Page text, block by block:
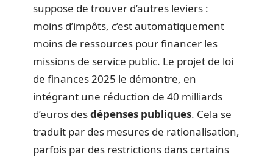
suppose de trouver d’autres leviers :
moins d’impôts, c’est automatiquement
moins de ressources pour financer les
missions de service public. Le projet de loi
de finances 2025 le démontre, en
intégrant une réduction de 40 milliards
d’euros desdépenses publiques. Cela se
traduit par des mesures de rationalisation,
parfois par des restrictions dans certains